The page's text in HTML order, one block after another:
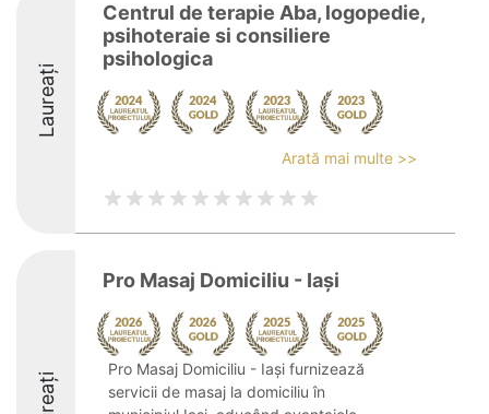
Laureați
Centrul de terapie Aba, logopedie,
psihoteraie si consiliere
psihologica
Arată mai multe >>
Pro Masaj Domiciliu - Iași
Pro Masaj Domiciliu - Iași furnizează
servicii de masaj la domiciliu în